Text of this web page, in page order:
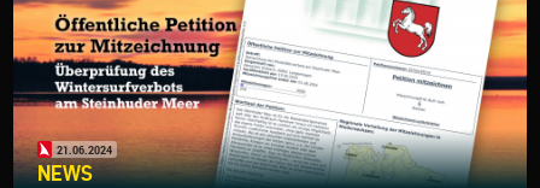
21.06.2024
NEWS